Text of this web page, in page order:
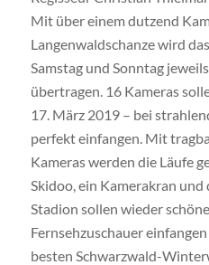
Mit über einem dutzend
Langenwaldschanze wird
Samstag und Sonntag
übertragen. 16 Kameras
17. März 2019 – bei
perfekt einfangen. Mit
Kameras werden die Läufe
Skidoo, ein Kamerakran und
Stadion sollen wieder
Fernsehzuschauer
besten Schwarzwald-